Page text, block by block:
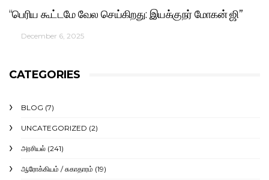
“பெரிய கூட்டமே வேல செய்கிறது: இயக்குநர் மோகன் ஜி”
December 6, 2025
CATEGORIES
BLOG (7)
UNCATEGORIZED (2)
அரசியல் (241)
ஆரோக்கியம் / சுகாதாரம் (19)